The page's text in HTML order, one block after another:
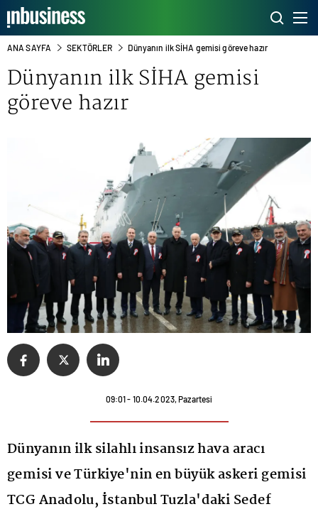
ANA SAYFA SEKTÖRLER Dünyanın ilk SİHA gemisi göreve hazır
Dünyanın ilk SİHA gemisi
göreve hazır
09:01 - 10.04.2023, Pazartesi
Dünyanın ilk silahlı insansız hava aracı
gemisi ve Türkiye'nin en büyük askeri gemisi
TCG Anadolu, İstanbul Tuzla'daki Sedef